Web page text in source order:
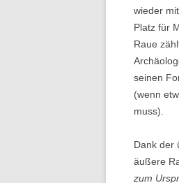
wieder
Platz für
Raue
seinen
(wenn
muss).
Dank der
äußere
zum